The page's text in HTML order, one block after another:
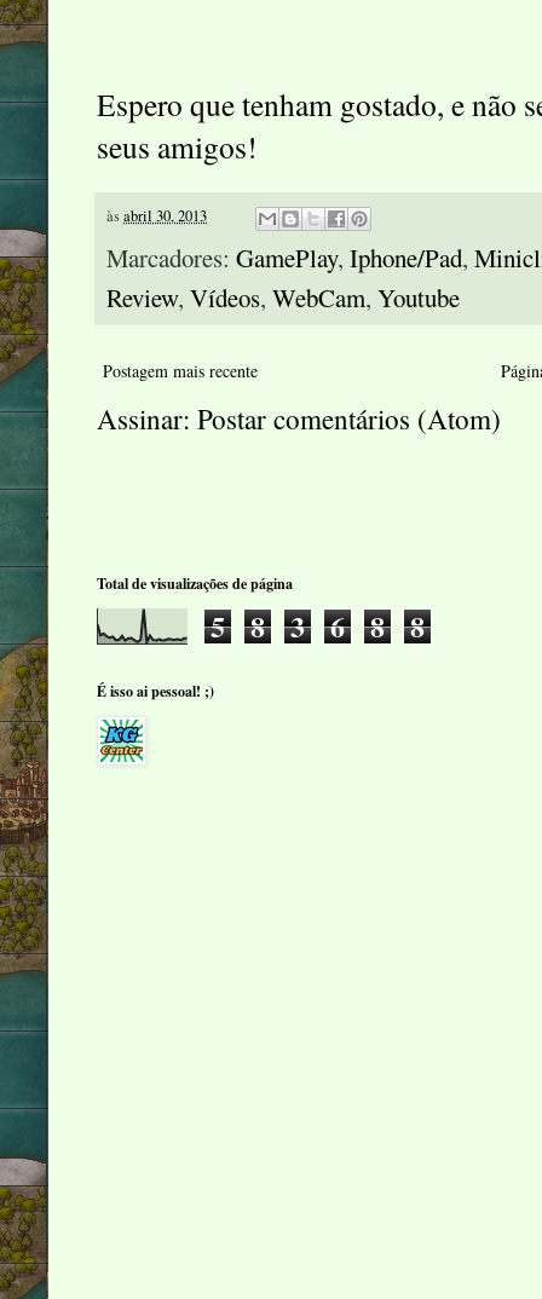
Espero que tenham gostado, e não
seus amigos!
àsabril 30, 2013
Marcadores: GamePlay, Iphone/Pad,
Review, Vídeos, WebCam, Youtube
Postagem mais recente
Assinar: Postar comentários (Atom)
Total de visualizações de página
5 8 3 6 8 8
É isso ai pessoal! ;)